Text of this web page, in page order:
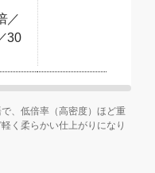
／
30
、低倍率（高密度）ほど重
く柔らかい仕上がりになり